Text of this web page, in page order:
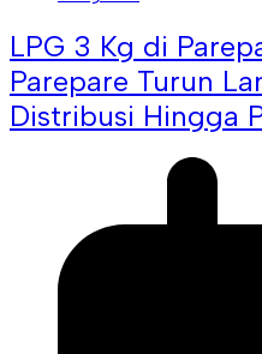
LPG 3 Kg di
Parepare Turun
Distribusi Hingga